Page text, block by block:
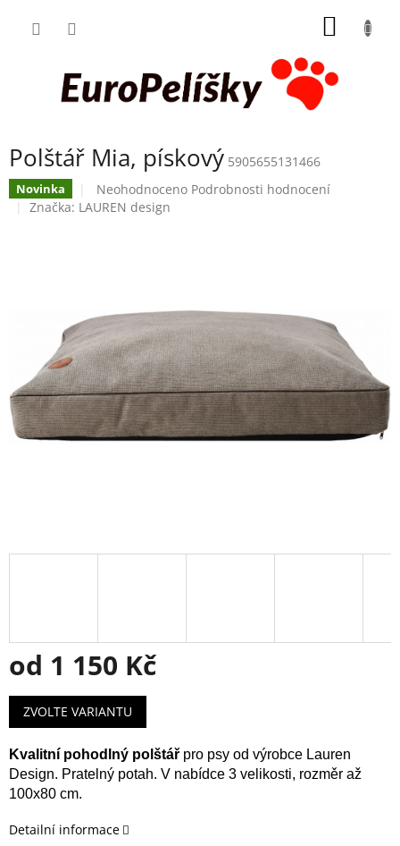
Polštář Mia, pískový 5905655131466
Novinka
Průměrné
hodnocení
hvězdiček.
Neohodnoceno Podrobnosti hodnocení
Značka: LAUREN design
od 1 150 Kč
Měrná
cena:
ZVOLTE VARIANTU
Kvalitní pohodlný polštář pro psy od výrobce Lauren
Design. Pratelný potah. V nabídce 3 velikosti, rozměr až
100x80 cm.
Detailní informace